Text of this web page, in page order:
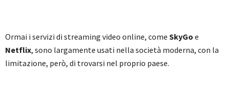
Ormai i servizi di streaming video online, come SkyGo e
Netflix, sono largamente usati nella società moderna, con la
limitazione, però, di trovarsi nel proprio paese.